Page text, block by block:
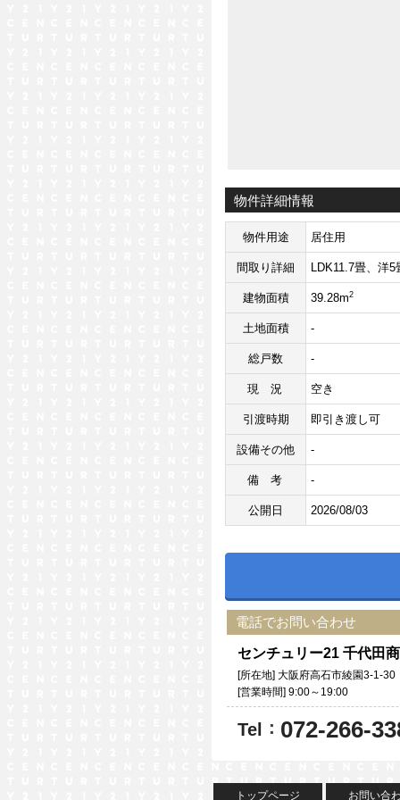
物件詳細情報
物件用途 居住用
間取り詳細 LDK11.7畳、洋5
建物面積 39.28m2
土地面積 -
総戸数 -
現況 空き
引渡時期 即引き渡し可
設備その他 -
備考 -
公開日 2026/08/03
電話でお問い合わせ
センチュリー21 千代
[所在地] 大阪府高石市綾園3-1-30
[営業時間] 9:00～19:00
Tel ： 072-266-
トップページ お問い合